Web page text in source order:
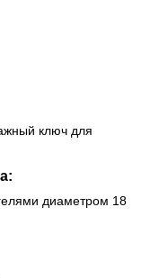
ключ для
диаметром 18